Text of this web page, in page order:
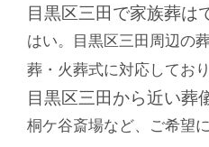
目黒区三田で家族葬は
はい。目黒区三田周辺の
葬・火葬式に対応しており
目黒区三田から近い葬
桐ケ谷斎場など、ご希望